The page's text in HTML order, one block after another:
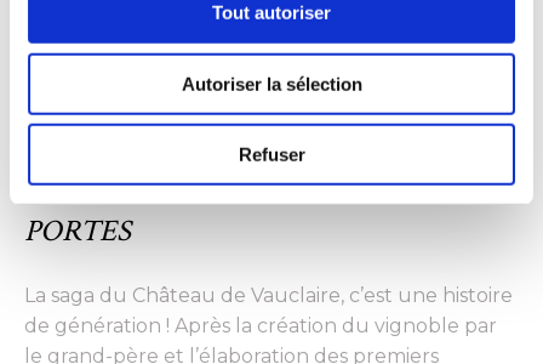
Tout autoriser
Autoriser la sélection
Refuser
depuis2017
LE CHÂTEAU VOUS OUVRE SES
PORTES
La saga du Château de Vauclaire, c’est une histoire
de génération ! Après la création du vignoble par
le grand-père et l’élaboration des premiers